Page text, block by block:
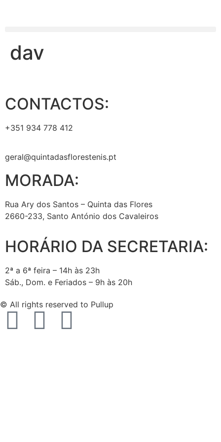
dav
CONTACTOS:
+351 934 778 412
geral@quintadasflorestenis.pt
MORADA:
Rua Ary dos Santos – Quinta das Flores
2660-233, Santo António dos Cavaleiros
HORÁRIO DA SECRETARIA:
2ª a 6ª feira – 14h às 23h
Sáb., Dom. e Feriados – 9h às 20h
© All rights reserved to Pullup